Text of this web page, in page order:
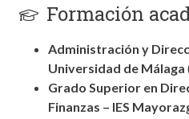
Formación
Administración y
Universidad de Málaga
Grado Superior en
Finanzas – IES